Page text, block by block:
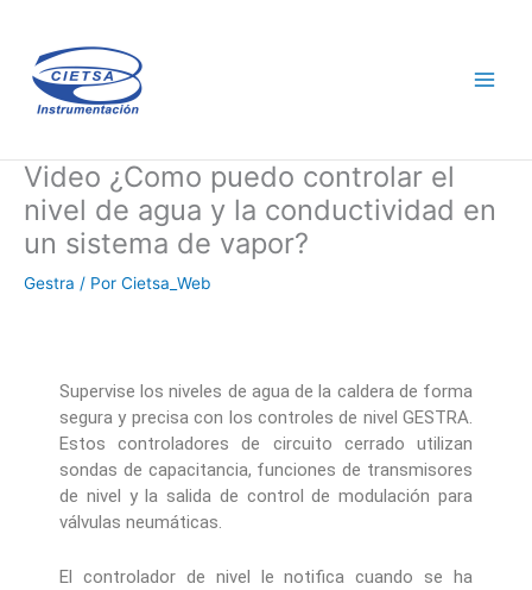
contenido
Video ¿Como puedo controlar el
nivel de agua y la conductividad en
un sistema de vapor?
Gestra / Por Cietsa_Web
Supervise los niveles de agua de la caldera de forma
segura y precisa con los controles de nivel GESTRA.
Estos controladores de circuito cerrado utilizan
sondas de capacitancia, funciones de transmisores
de nivel y la salida de control de modulación para
válvulas neumáticas.
El controlador de nivel le notifica cuando se ha